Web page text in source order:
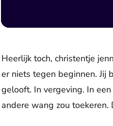
Heerlijk toch, christentje
er niets tegen beginnen. Jij
gelooft. In vergeving. In
andere wang zou